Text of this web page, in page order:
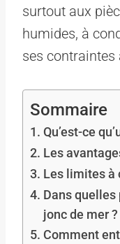
surtout aux
humides, à
ses contraintes
Sommaire
Qu’est-ce
Les
Les limites à
Dans
jonc de mer ?
Comment